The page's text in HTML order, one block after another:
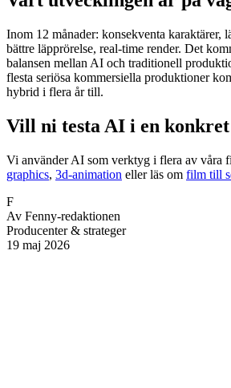
Inom 12 månader: konsekventa karaktärer,
bättre läpprörelse, real-time render. Det
balansen mellan AI och traditionell
flesta seriösa kommersiella produktioner
hybrid i flera år till.
Vill ni testa AI i en
Vi använder AI som verktyg i flera av våra
graphics, 3d-animation eller läs om film till
F
Av Fenny-redaktionen
Producenter & strateger
19 maj 2026